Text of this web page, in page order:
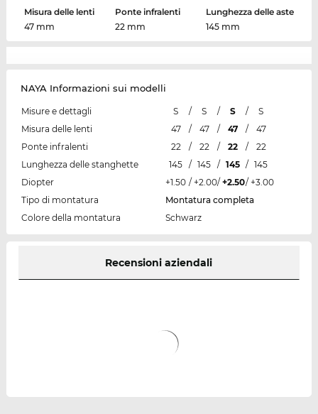
Misura delle lenti
47 mm
Ponte infralenti
22 mm
Lunghezza delle aste
145 mm
NAYA Informazioni sui modelli
Misure e dettagli S / S / S /
S
Misura delle lenti
47 / 47 / 47 /
47
Ponte infralenti
22 / 22 / 22 /
22
Lunghezza delle stanghette
145 / 145 / 145 / 145
Diopter
+1.50 / +2.00/ +2.50/ +3.00
Tipo di montatura
Montatura completa
Colore della montatura
Schwarz
Recensioni aziendali